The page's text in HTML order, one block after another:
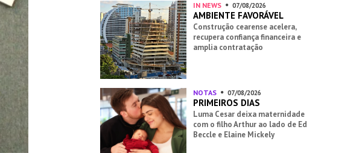
IN NEWS 07/08/2026
AMBIENTE FAVORÁVEL
Construção cearense acelera,
recupera confiança financeira e
amplia contratação
NOTAS 07/08/2026
PRIMEIROS DIAS
Luma Cesar deixa maternidade
com o filho Arthur ao lado de Ed
Beccle e Elaine Mickely